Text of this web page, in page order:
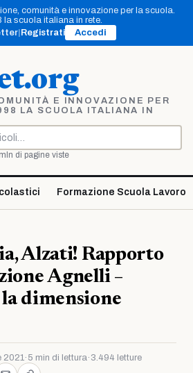
comunità e innovazione per la scuola.
la scuola italiana in rete.
Registrati Accedi
E INNOVAZIONE PER
LA SCUOLA ITALIANA IN
di pagine viste
Formazione Scuola Lavoro
Alzati! Rapporto
Agnelli –
dimensione
2021· 5 min di lettura· 3.494 letture